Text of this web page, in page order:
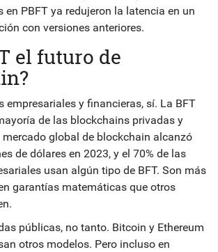
en PBFT ya redujeron la latencia en un
con versiones anteriores.
el futuro de
empresariales y financieras, sí. La BFT
de las blockchains privadas y
mercado global de blockchain alcanzó
de dólares en 2023, y el 70% de las
usan algún tipo de BFT. Son más
garantías matemáticas que otros
públicas, no tanto. Bitcoin y Ethereum
otros modelos. Pero incluso en